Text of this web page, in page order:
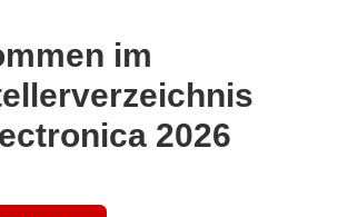
im
2026